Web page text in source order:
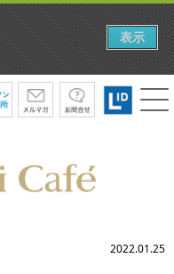
2022.01.25
表示